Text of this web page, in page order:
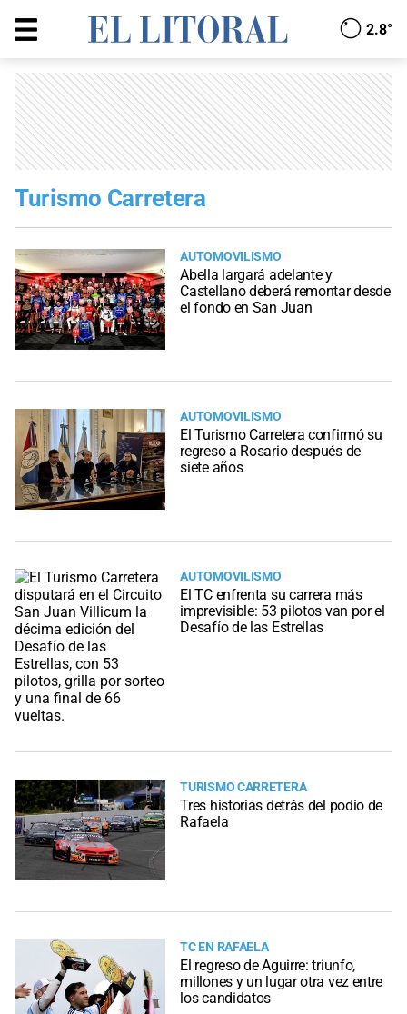
2.8°
Turismo Carretera
AUTOMOVILISMO
Abella largará adelante y
Castellano deberá remontar desde
el fondo en San Juan
AUTOMOVILISMO
El Turismo Carretera confirmó su
regreso a Rosario después de
siete años
AUTOMOVILISMO
El TC enfrenta su carrera más
imprevisible: 53 pilotos van por el
Desafío de las Estrellas
TURISMO CARRETERA
Tres historias detrás del podio de
Rafaela
TC EN RAFAELA
El regreso de Aguirre: triunfo,
millones y un lugar otra vez entre
los candidatos